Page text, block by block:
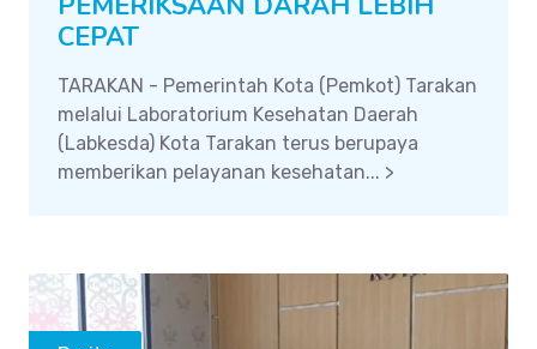
CEPAT
TARAKAN - Pemerintah Kota (Pemkot) Tarakan
melalui Laboratorium Kesehatan Daerah
(Labkesda) Kota Tarakan terus berupaya
memberikan pelayanan kesehatan... >